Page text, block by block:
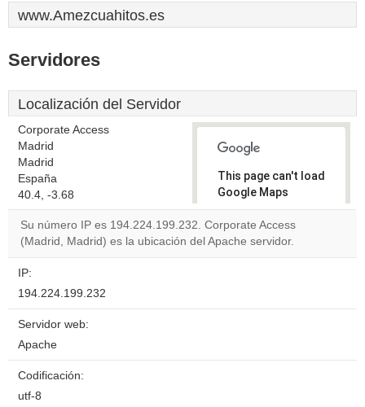
www.Amezcuahitos.es
Servidores
Localización del Servidor
Corporate Access
Madrid
Madrid
España
40.4, -3.68
This page can't load
Google Maps
correctly.
Do you
own this
OK
Su número IP es 194.224.199.232. Corporate Access
(Madrid, Madrid) es la ubicación del Apache servidor.
IP:
194.224.199.232
Servidor web:
Apache
Codificación:
utf-8